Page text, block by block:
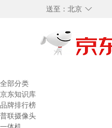
◇
送至： 北京
全部分类
京东知识库
品牌排行榜
普联摄像头